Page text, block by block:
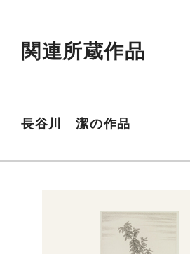
関連所蔵作品
長谷川 潔の作品